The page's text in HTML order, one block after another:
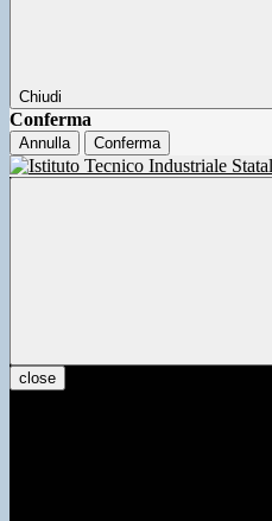
Chiudi
Conferma
Annulla Conferma
close